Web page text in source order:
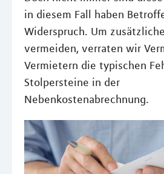
in diesem Fall haben
Widerspruch. Um
vermeiden, verraten wir
Vermietern die typischen
Stolpersteine in der
Nebenkostenabrechnung.